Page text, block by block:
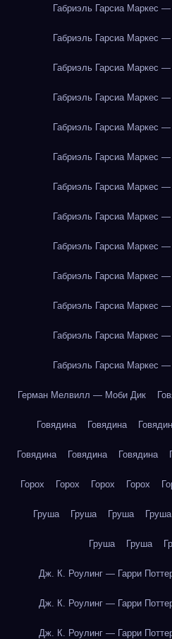
Габриэль Гарсиа Маркес
Габриэль Гарсиа Маркес
Габриэль Гарсиа Маркес
Габриэль Гарсиа Маркес
Габриэль Гарсиа Маркес
Габриэль Гарсиа Маркес
Габриэль Гарсиа Маркес
Габриэль Гарсиа Маркес
Габриэль Гарсиа Маркес
Габриэль Гарсиа Маркес
Габриэль Гарсиа Маркес
Габриэль Гарсиа Маркес
Габриэль Гарсиа Маркес
Герман Мелвилл — Моби Дик
Говядина Говядина
Говядина Говядина Говядина
Горох Горох Горох Горох
Груша Груша Груша Груша
Груша Груша
Дж. К. Роулинг — Гарри
Дж. К. Роулинг — Гарри
Дж. К. Роулинг — Гарри